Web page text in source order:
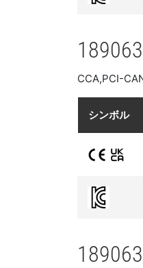
CCA,PCI-
シンボル